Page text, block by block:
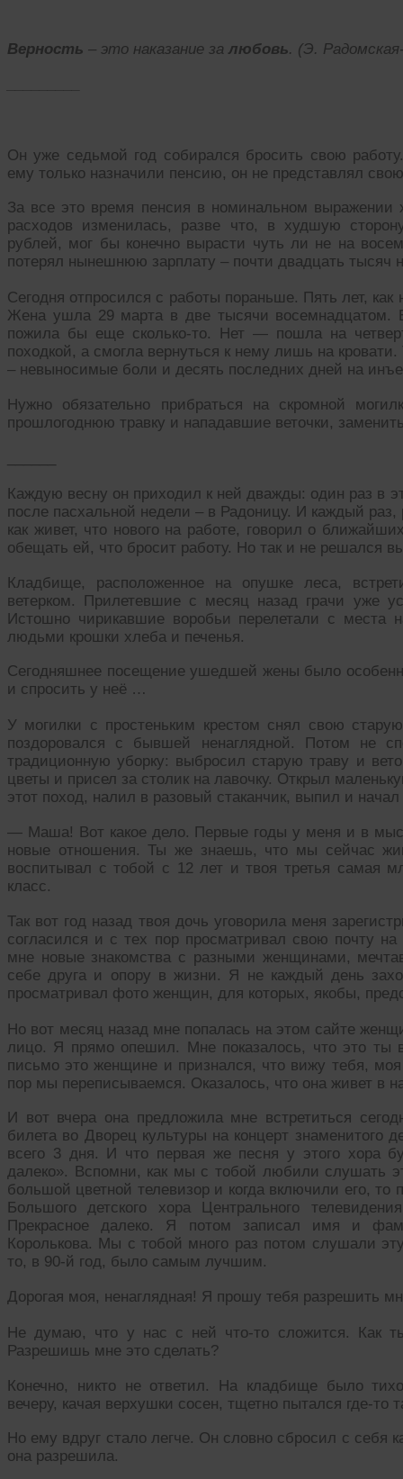
Верность – это наказание за любовь. (Э.
Он уже седьмой год собирался бросить свою
ему только назначили пенсию, он не представлял
За все это время пенсия в номинальном выражении
расходов изменилась, разве что, в худшую
рублей, мог бы конечно вырасти чуть ли не на
потерял нынешнюю зарплату – почти двадцать тысяч
Сегодня отпросился с работы пораньше. Пять лет,
Жена ушла 29 марта в две тысячи восемнадцатом.
пожила бы еще сколько-то. Нет — пошла на
походкой, а смогла вернуться к нему лишь на
– невыносимые боли и десять последних дней на
Нужно обязательно прибраться на скромной
прошлогоднюю травку и нападавшие веточки,
Каждую весну он приходил к ней дважды: один раз в
после пасхальной недели – в Радоницу. И каждый
как живет, что нового на работе, говорил о
обещать ей, что бросит работу. Но так и не решался
Кладбище, расположенное на опушке леса,
ветерком. Прилетевшие с месяц назад грачи уже
Истошно чирикавшие воробьи перелетали с места
людьми крошки хлеба и печенья.
Сегодняшнее посещение ушедшей жены было
и спросить у неё …
У могилки с простеньким крестом снял свою
поздоровался с бывшей ненаглядной. Потом не
традиционную уборку: выбросил старую траву и
цветы и присел за столик на лавочку. Открыл
этот поход, налил в разовый стаканчик, выпил и
— Маша! Вот какое дело. Первые годы у меня и в
новые отношения. Ты же знаешь, что мы сейчас
воспитывал с тобой с 12 лет и твоя третья самая
класс.
Так вот год назад твоя дочь уговорила меня
согласился и с тех пор просматривал свою почту
мне новые знакомства с разными женщинами,
себе друга и опору в жизни. Я не каждый день
просматривал фото женщин, для которых, якобы,
Но вот месяц назад мне попалась на этом сайте
лицо. Я прямо опешил. Мне показалось, что это ты
письмо это женщине и признался, что вижу тебя,
пор мы переписываемся. Оказалось, что она живет в
И вот вчера она предложила мне встретиться
билета во Дворец культуры на концерт знаменитого
всего 3 дня. И что первая же песня у этого хора
далеко». Вспомни, как мы с тобой любили слушать
большой цветной телевизор и когда включили его,
Большого детского хора Центрального
Прекрасное далеко. Я потом записал имя и
Королькова. Мы с тобой много раз потом слушали
то, в 90-й год, было самым лучшим.
Дорогая моя, ненаглядная! Я прошу тебя разрешить
Не думаю, что у нас с ней что-то сложится. Как
Разрешишь мне это сделать?
Конечно, никто не ответил. На кладбище было
вечеру, качая верхушки сосен, тщетно пытался где-
Но ему вдруг стало легче. Он словно сбросил с себя
она разрешила.